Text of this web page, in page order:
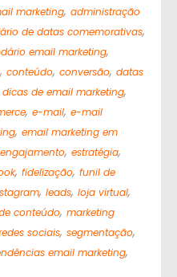
marketing, administração
de datas comemorativas,
email marketing,
, conteúdo, conversão, datas
dicas de email marketing,
, e-mail, e-mail
, email marketing em
engajamento, estratégia,
, fidelização, funil de
, leads, loja virtual,
conteúdo, marketing
sociais, segmentação,
email marketing,